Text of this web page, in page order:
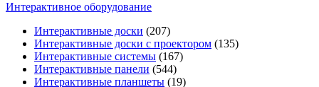
Интерактивное оборудование
Интерактивные доски (207)
Интерактивные доски с проектором (135)
Интерактивные системы (167)
Интерактивные панели (544)
Интерактивные планшеты (19)